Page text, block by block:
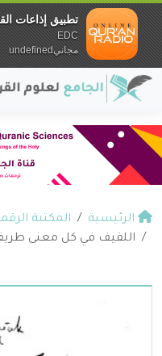
الرئيسية المكتبة
اللفيف في كل معنى
تطبيق إذاعات
EDC
مجانيundefined